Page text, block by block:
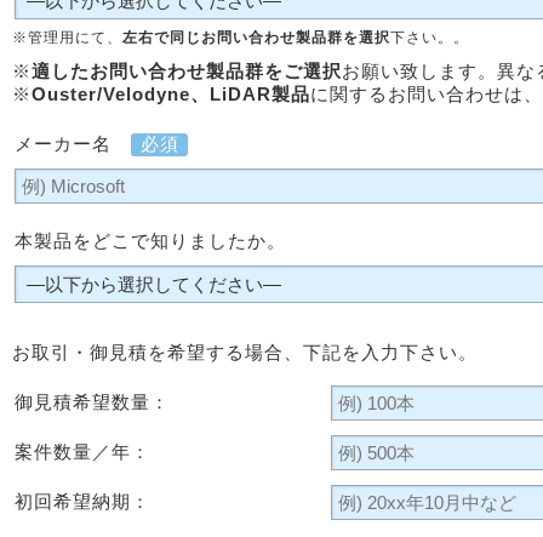
※管理用にて、 左右で同じお問い合わせ製品群を選択下さい。。
※適したお問い合わせ製品群をご選択お願い致します。異
※Ouster/Velodyne、LiDAR製品に関するお問い合わせは、
メーカー名 必須
本製品をどこで知りましたか。
お取引・御見積を希望する場合、下記を入力下さい。
御見積希望数量：
案件数量／年：
初回希望納期：